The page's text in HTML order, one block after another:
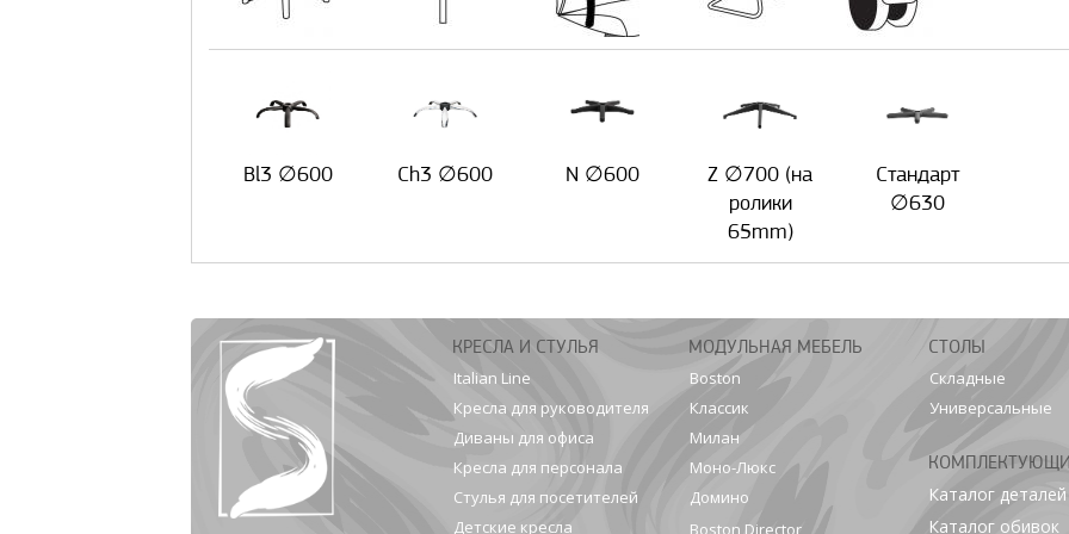
Bl3 ∅600 Ch3 ∅600 N ∅600
Z ∅700 (на
ролики
65mm)
Стандарт
∅630
КРЕСЛА И СТУЛЬЯ
Italian Line
Кресла для руководителя
Диваны для офиса
Кресла для персонала
Стулья для посетителей
Детские кресла
МОДУЛЬНАЯ МЕБЕЛЬ
Boston
Классик
Милан
Моно-Люкс
Домино
Boston Director
СТОЛЫ
Складные
Универсальные
Каталог деталей
Каталог обивок